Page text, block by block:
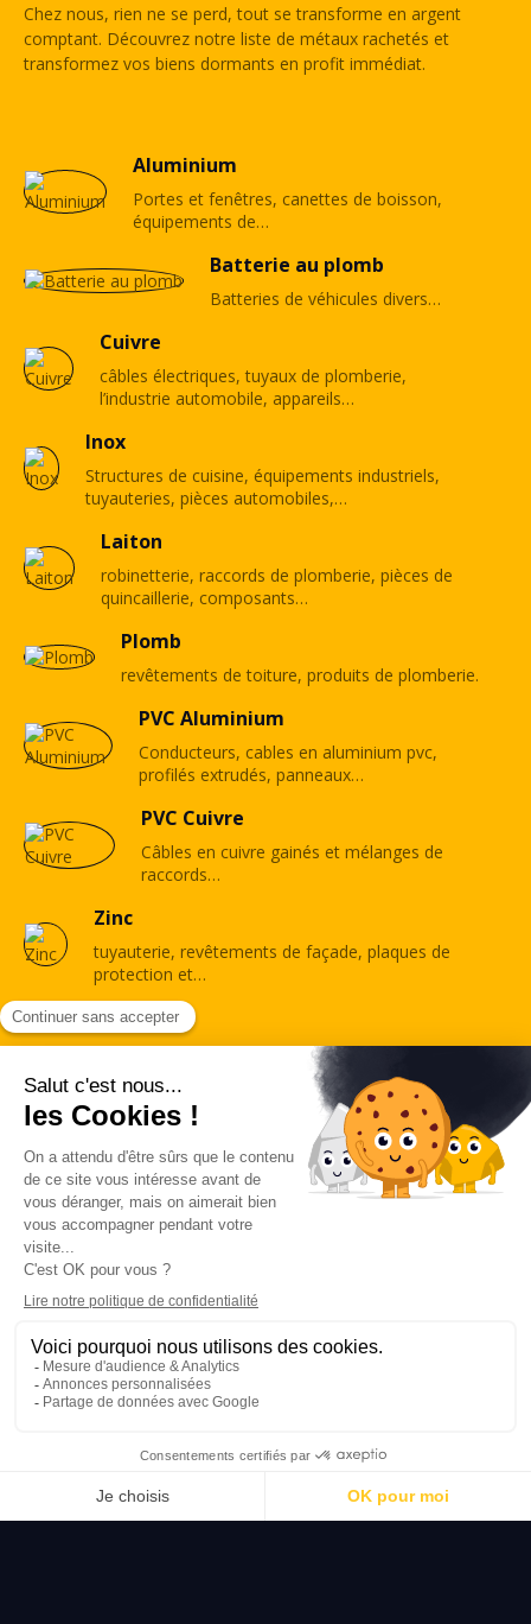
Chez nous, rien ne se perd, tout se transforme en argent
comptant. Découvrez notre liste de métaux rachetés et
transformez vos biens dormants en profit immédiat.
Aluminium
Portes et fenêtres, canettes de boisson,
équipements de…
Batterie au plomb
Batteries de véhicules divers…
Cuivre
câbles électriques, tuyaux de plomberie,
l’industrie automobile, appareils…
Inox
Structures de cuisine, équipements industriels,
tuyauteries, pièces automobiles,…
Laiton
robinetterie, raccords de plomberie, pièces de
quincaillerie, composants…
Plomb
revêtements de toiture, produits de plomberie.
PVC Aluminium
Conducteurs, cables en aluminium pvc,
profilés extrudés, panneaux…
PVC Cuivre
Câbles en cuivre gainés et mélanges de
raccords…
Zinc
tuyauterie, revêtements de façade, plaques de
protection et…
Quels sont les métaux ferreux
que les Pépiteurs achètent ?
Chez nous, rien ne se perd, tout se transforme en argent
comptant.
Découvrez notre liste de métaux ferreux
(ferrailles) achetés et transformez vos biens dormants
en profit immédiat.
Ferraille à broyer
Ferrailles prêtent à broyer…
Ferraille à cisailler
Ferrailles à cisailler…